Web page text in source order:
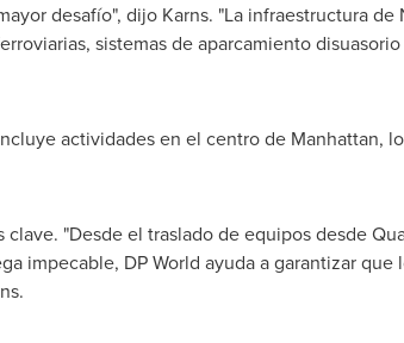
desafío", dijo Karns. "La infraestructura de
sistemas de aparcamiento
actividades en el centro de Manhattan,
"Desde el traslado de equipos desde
impecable, DP World ayuda a garantizar